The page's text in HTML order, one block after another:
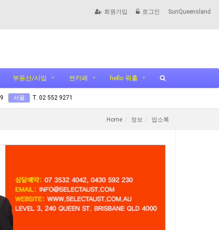
회원가입 로그인 SunQueensland
부동산/사업 썬카페 hello 워홀
서울 T. 02 552 9271
Home 정보 업소록